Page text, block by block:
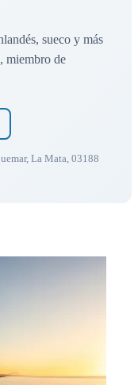
sueco y más
miembro de
La Mata, 03188